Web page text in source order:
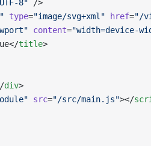
8" />
type="image/svg+xml" href="/
content="width=device-
title>
div>
src="/src/main.js"></